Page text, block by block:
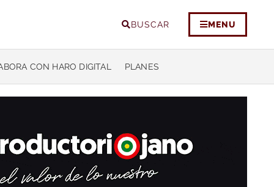
BUSCAR MENU
CON HARO DIGITAL PLANES